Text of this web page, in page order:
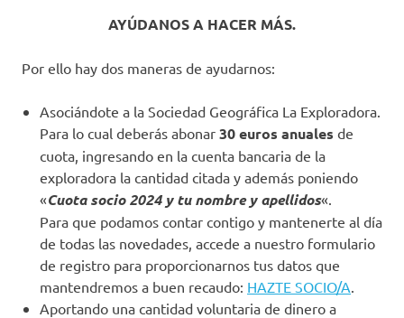
AYÚDANOS A HACER MÁS.
Por ello hay dos maneras de ayudarnos:
Asociándote a la Sociedad Geográfica La Exploradora.
Para lo cual deberás abonar 30 euros anuales de
cuota, ingresando en la cuenta bancaria de la
exploradora la cantidad citada y además poniendo
«Cuota socio 2024 y tu nombre y apellidos«.
Para que podamos contar contigo y mantenerte al día
de todas las novedades, accede a nuestro formulario
de registro para proporcionarnos tus datos que
mantendremos a buen recaudo: HAZTE SOCIO/A
Aportando una cantidad voluntaria de dinero a